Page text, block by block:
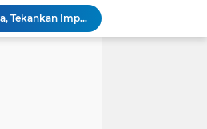
Wali Kota Pariaman Hadiri Penguatan Relawan Pancasila, Tekankan Implementasi Nilai Pancasila dalam Pelayanan Publik
Wali Kota Pariaman Bagikan Bibit Ikan Koi kepada Siswa SD untuk Edukasi Perikanan